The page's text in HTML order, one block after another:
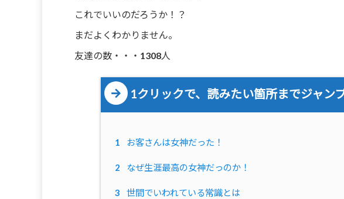
これでいいのだろうか！？
まだよくわかりません。
友達の数・・・1308人
1クリックで、読みたい箇所までジャン
1 お客さんは女神だった！
2 なぜ生涯最高の女神だっのか！
3 世間でいわれている常識とは